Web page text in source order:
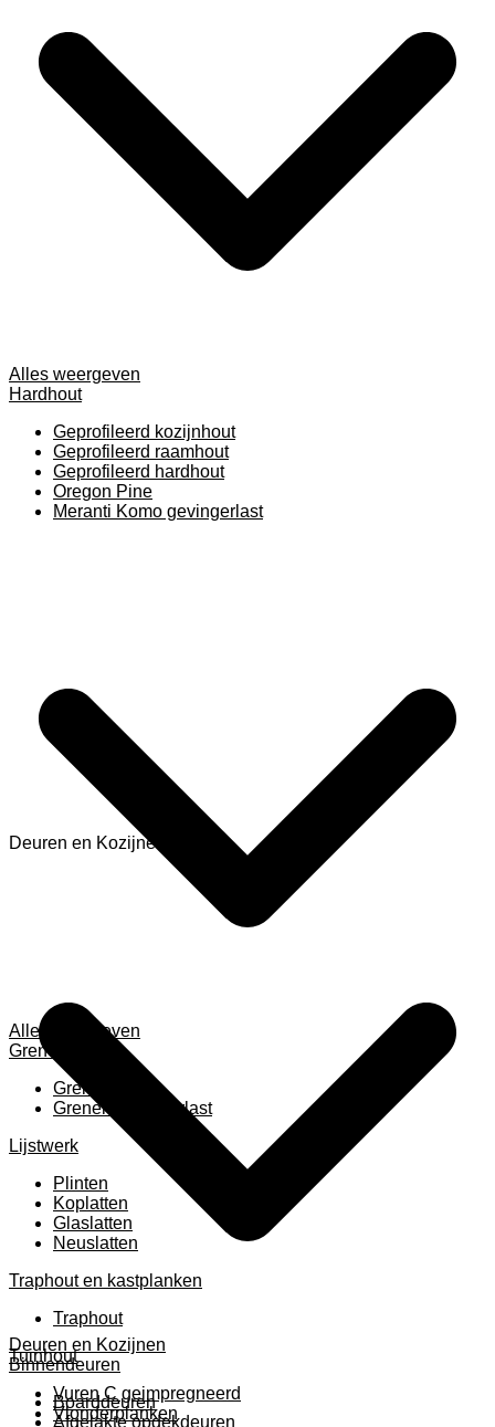
Alles weergeven
Hardhout
Geprofileerd kozijnhout
Geprofileerd raamhout
Geprofileerd hardhout
Oregon Pine
Meranti Komo gevingerlast
Alles weergeven
Grenen
Grenen B ruw
Grenen gevingerlast
Lijstwerk
Plinten
Koplatten
Glaslatten
Neuslatten
Traphout en kastplanken
Traphout
Tuinhout
Vuren C geimpregneerd
Vlonderplanken
Deuren en Kozijnen
Deuren en Kozijnen
Binnendeuren
Boarddeuren
Afgelakte opdekdeuren